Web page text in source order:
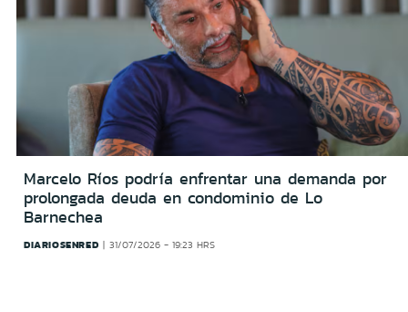
Marcelo Ríos podría enfrentar una demanda por
prolongada deuda en condominio de Lo
Barnechea
DIARIOSENRED 31/07/2026 - 19:23 HRS